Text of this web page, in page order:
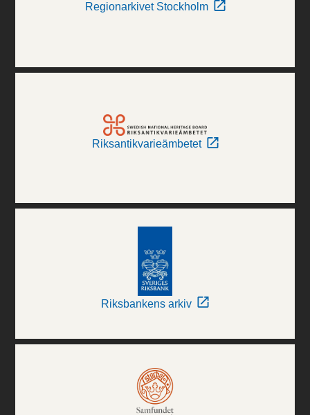
Regionarkivet Stockholm
Riksantikvarieämbetet
Riksbankens arkiv